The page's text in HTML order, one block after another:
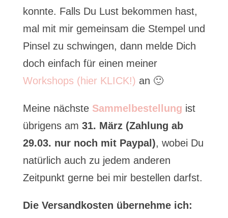
konnte. Falls Du Lust bekommen hast,
mal mit mir gemeinsam die Stempel und
Pinsel zu schwingen, dann melde Dich
doch einfach für einen meiner
Workshops (hier KLICK!) an 🙂
Meine nächste Sammelbestellung ist
übrigens am 31. März (Zahlung ab
29.03. nur noch mit Paypal), wobei Du
natürlich auch zu jedem anderen
Zeitpunkt gerne bei mir bestellen darfst.
Die Versandkosten übernehme ich: